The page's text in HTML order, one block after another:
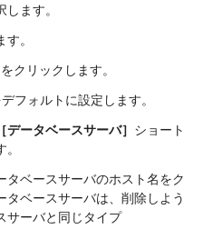
ます。
す。
をクリックします。
フォルトに設定します。
［データベースサーバ］ ショート
タベースサーバのホスト名をク
タベースサーバは、削除しよう
サーバと同じタイプ